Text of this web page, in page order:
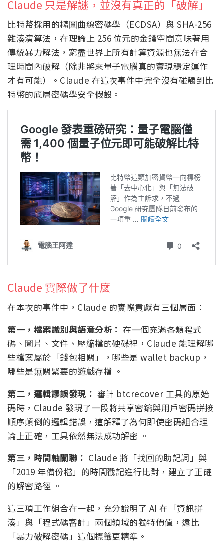
Claude 只是解謎，並沒有真正的「破解」
比特幣採用的橢圓曲線密碼學（ECDSA）與 SHA-256
雜湊演算法，在理論上 256 位元的金鑰空間意味著用
傳統暴力解法，窮盡世界上所有計算資源也無法在合
理時間內破解（除非將來量子電腦真的實現穩定運作
才有可能）。Claude 在這次事件中完全沒有碰觸到比
特幣的底層密碼學安全假設。
Claude 實際做了什麼
在本次的事件中，Claude 的實際貢獻有三個層面：
第一，檔案識別與語意分析： 在一個充滿各類程式
碼、圖片、文件、壓縮檔的硬碟裡，Claude 能理解哪
些檔案屬於「錢包相關」，哪些是 wallet backup，
哪些是無關緊要的遊戲存檔 。
第二，邏輯謬誤發現： 審計 btcrecover 工具的原始
碼時，Claude 發現了一段將共享密鑰與用戶密碼拼接
順序顛倒的邏輯錯誤，這解釋了為何即使密碼組合理
論上正確，工具依然無法成功解密 。
第三，時間軸關聯： Claude 將「找回的助記詞」與
「2019 年備份檔」的時間戳記進行比對，建立了正確
的解密路徑 。
這三項工作組合在一起，充分說明了 AI 在「資訊拼
湊」與「程式碼審計」兩個領域的獨特價值，遠比
「暴力破解密碼」這個標籤更精準。